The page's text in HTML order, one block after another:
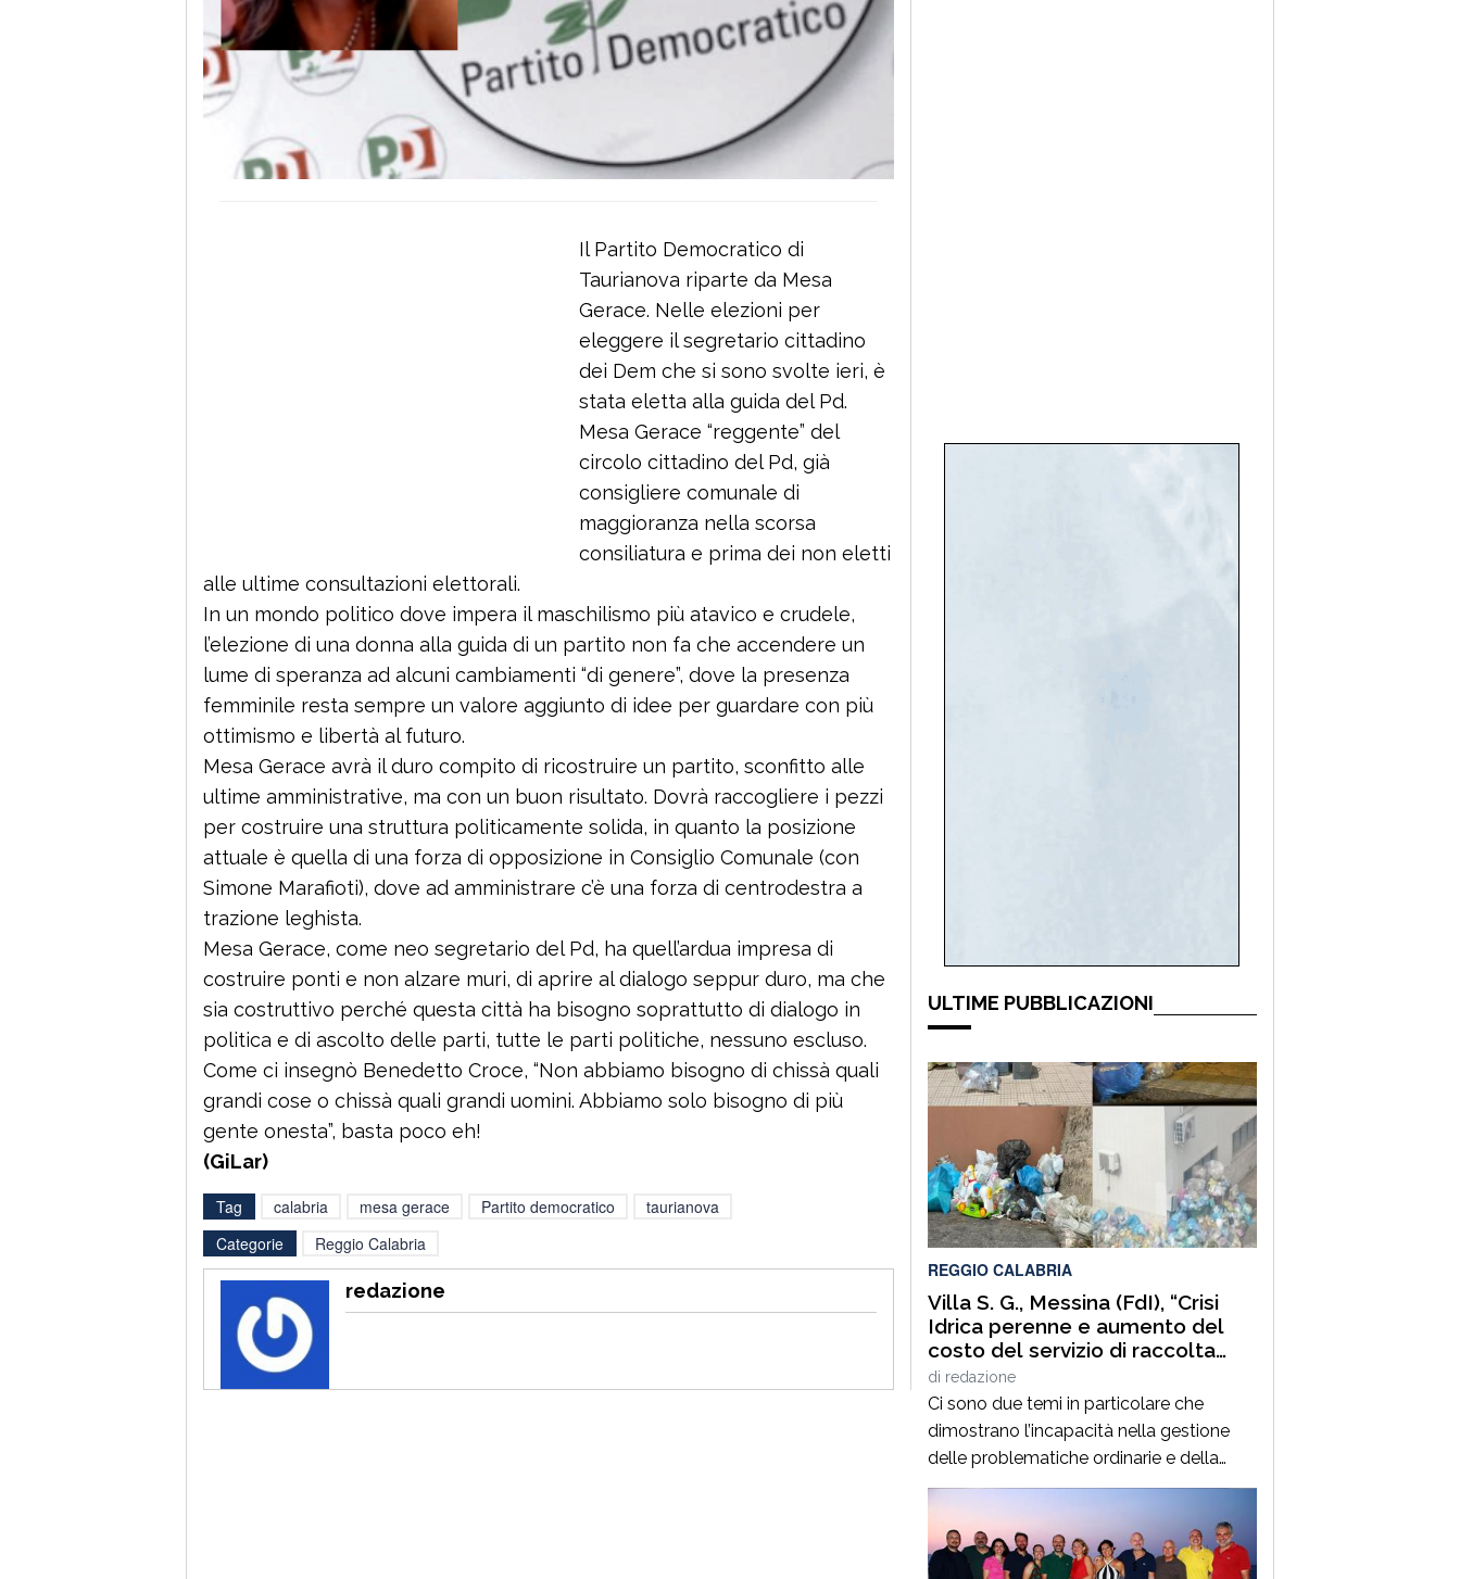
Il Partito Democratico di
Taurianova riparte da Mesa
Gerace. Nelle elezioni per
eleggere il segretario cittadino
dei Dem che si sono svolte ieri, è
stata eletta alla guida del Pd.
Mesa Gerace “reggente” del
circolo cittadino del Pd, già
consigliere comunale di
maggioranza nella scorsa
consiliatura e prima dei non eletti
alle ultime consultazioni elettorali.
In un mondo politico dove impera il maschilismo più atavico e crudele,
l’elezione di una donna alla guida di un partito non fa che accendere un
lume di speranza ad alcuni cambiamenti “di genere”, dove la presenza
femminile resta sempre un valore aggiunto di idee per guardare con più
ottimismo e libertà al futuro.
Mesa Gerace avrà il duro compito di ricostruire un partito, sconfitto alle
ultime amministrative, ma con un buon risultato. Dovrà raccogliere i pezzi
per costruire una struttura politicamente solida, in quanto la posizione
attuale è quella di una forza di opposizione in Consiglio Comunale (con
Simone Marafioti), dove ad amministrare c’è una forza di centrodestra a
trazione leghista.
Mesa Gerace, come neo segretario del Pd, ha quell’ardua impresa di
costruire ponti e non alzare muri, di aprire al dialogo seppur duro, ma che
sia costruttivo perché questa città ha bisogno soprattutto di dialogo in
politica e di ascolto delle parti, tutte le parti politiche, nessuno escluso.
Come ci insegnò Benedetto Croce, “Non abbiamo bisogno di chissà quali
grandi cose o chissà quali grandi uomini. Abbiamo solo bisogno di più
gente onesta”, basta poco eh!
(GiLar)
Tag calabria mesa gerace Partito democratico
taurianova
Categorie
Reggio Calabria
redazione
ULTIME PUBBLICAZIONI
REGGIO CALABRIA
Villa S. G., Messina (FdI), “Crisi
Idrica perenne e aumento del
costo del servizio di raccolta
rifiuti: tutto a carico dei cittadini”
di redazione
Ci sono due temi in particolare che
dimostrano l’incapacità nella gestione
delle problematiche ordinarie e della
carente programmazione
riferiamo evidentemente alla continua
carenza idrica in città che,